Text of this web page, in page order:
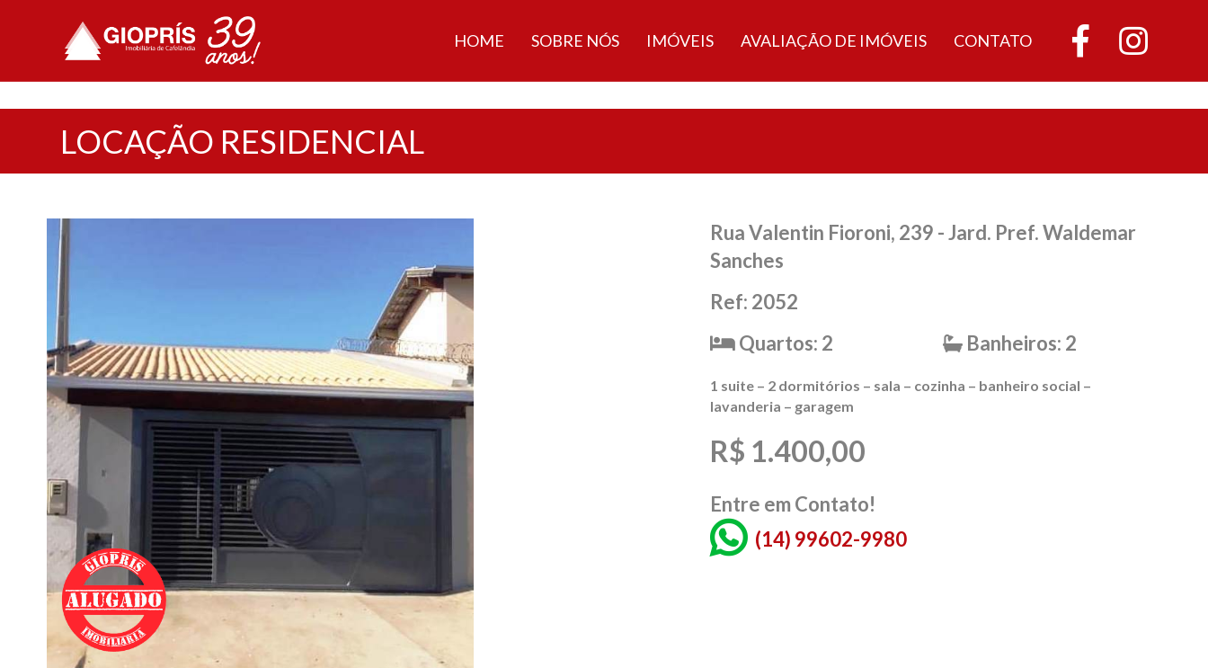
HOME SOBRE NÓS IMÓVEIS AVALIAÇÃO DE IMÓVEIS CONTATO
LOCAÇÃO RESIDENCIAL
Rua Valentin Fioroni, 239 - Jard. Pref. Waldemar
Sanches
Ref: 2052
Quartos: 2
Banheiros: 2
1 suite – 2 dormitórios – sala – cozinha – banheiro social –
lavanderia – garagem
R$ 1.400,00
Entre em Contato!
(14) 99602-9980